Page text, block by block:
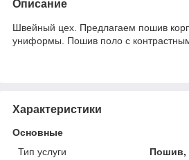
Описание
Швейный цех. Предлагаем пошив
униформы. Пошив поло с
Характеристики
Основные
Тип услуги
Пошив,